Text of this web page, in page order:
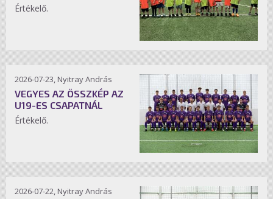
Értékelő.
2026-07-23, Nyitray András
VEGYES AZ ÖSSZKÉP AZ
U19-ES CSAPATNÁL
Értékelő.
2026-07-22, Nyitray András